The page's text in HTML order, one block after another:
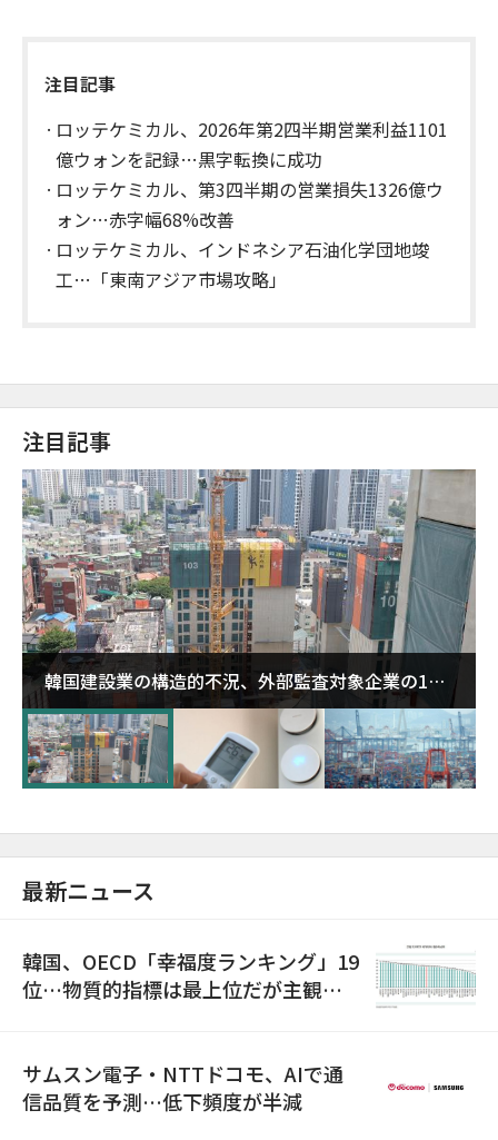
注目記事
ロッテケミカル、2026年第2四半期営業利益1101
億ウォンを記録…黒字転換に成功
ロッテケミカル、第3四半期の営業損失1326億ウ
ォン…赤字幅68%改善
ロッテケミカル、インドネシア石油化学団地竣
工…「東南アジア市場攻略」
注目記事
韓国建設業の構造的不況、外部監査対象企業の1割
超が「ゾンビ企業」に…5年で2.8倍増
最新ニュース
韓国、OECD「幸福度ランキング」19
位…物質的指標は最上位だが主観的
サムスン電子・NTTドコモ、AIで通
信品質を予測…低下頻度が半減